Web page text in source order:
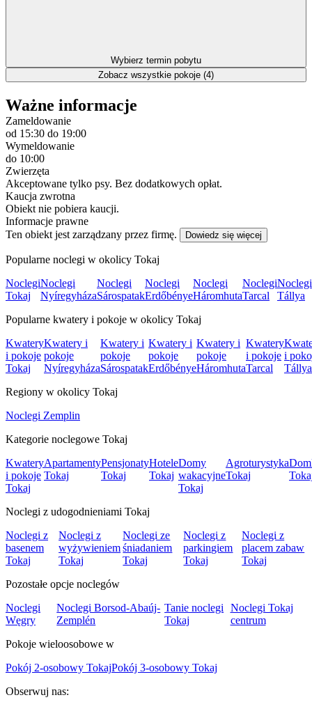
Wybierz termin pobytu
Zobacz wszystkie pokoje (4)
Ważne informacje
Zameldowanie
od 15:30 do 19:00
Wymeldowanie
do 10:00
Zwierzęta
Akceptowane tylko psy. Bez dodatkowych opłat.
Kaucja zwrotna
Obiekt nie pobiera kaucji.
Informacje prawne
Ten obiekt jest zarządzany przez firmę.
Dowiedz się więcej
Popularne noclegi w okolicy Tokaj
Noclegi
Tokaj
Noclegi
Nyíregyháza
Noclegi
Sárospatak
Noclegi
Erdőbénye
Noclegi
Háromhuta
Noclegi
Tarcal
Noclegi
Tállya
Popularne kwatery i pokoje w okolicy Tokaj
Kwatery
i pokoje
Tokaj
Kwatery i
pokoje
Nyíregyháza
Kwatery i
pokoje
Sárospatak
Kwatery i
pokoje
Erdőbénye
Kwatery i
pokoje
Háromhuta
Kwatery
i pokoje
Tarcal
i
Tállya
Regiony w okolicy Tokaj
Noclegi Zemplin
Kategorie noclegowe Tokaj
Kwatery
i pokoje
Tokaj
Apartamenty
Tokaj
Pensjonaty
Tokaj
Hotele
Tokaj
Domy
wakacyjne
Tokaj
Agroturystyka
Tokaj
Noclegi z udogodnieniami Tokaj
Noclegi z
basenem
Tokaj
Noclegi z
wyżywieniem
Tokaj
Noclegi ze
śniadaniem
Tokaj
Noclegi z
parkingiem
Tokaj
Noclegi z
placem zabaw
Tokaj
Pozostałe opcje noclegów
Noclegi
Węgry
Noclegi Borsod-Abaúj-
Zemplén
Tanie noclegi
Tokaj
Noclegi Tokaj
centrum
Pokoje wieloosobowe w
Pokój 2-osobowy TokajPokój 3-osobowy Tokaj
Obserwuj nas: